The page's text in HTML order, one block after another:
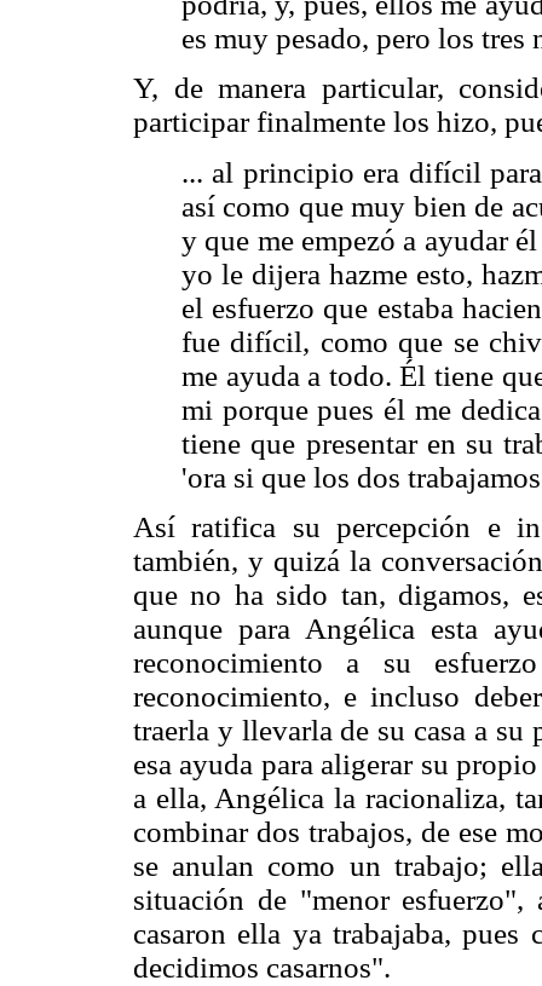
es muy pesado, pero los tres
Y, de manera particular,
participar finalmente los hizo,
... al principio era difícil
así como que muy bien de
y que me empezó a ayudar
yo le dijera hazme esto,
el esfuerzo que estaba
fue difícil, como que se
me ayuda a todo. Él tiene
mi porque pues él me
tiene que presentar en su
'ora si que los dos
Así ratifica su percepción e
también, y quizá la
que no ha sido tan, digamos,
aunque para Angélica esta
reconocimiento a su
reconocimiento, e incluso
traerla y llevarla de su casa a su
esa ayuda para aligerar su
a ella, Angélica la racionaliza,
combinar dos trabajos, de ese
se anulan como un trabajo;
situación de "menor
casaron ella ya trabajaba, pues
decidimos casarnos".